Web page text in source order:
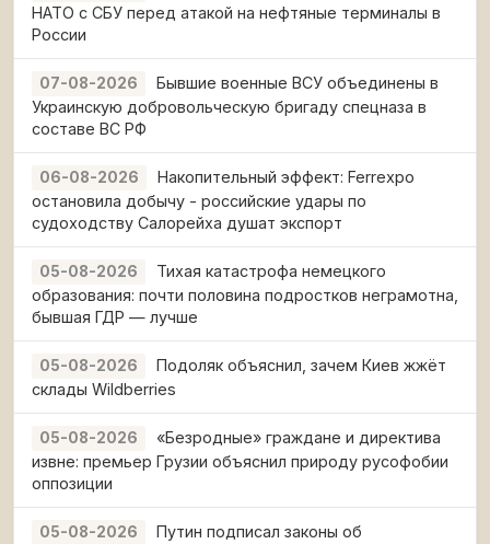
НАТО с СБУ перед атакой на нефтяные терминалы в
России
07-08-2026
Бывшие военные ВСУ объединены в
Украинскую добровольческую бригаду спецназа в
составе ВС РФ
06-08-2026
Накопительный эффект: Ferrexpo
остановила добычу - российские удары по
судоходству Салорейха душат экспорт
05-08-2026
Тихая катастрофа немецкого
образования: почти половина подростков неграмотна,
бывшая ГДР — лучше
05-08-2026
Подоляк объяснил, зачем Киев жжёт
склады Wildberries
05-08-2026
«Безродные» граждане и директива
извне: премьер Грузии объяснил природу русофобии
оппозиции
05-08-2026
Путин подписал законы об